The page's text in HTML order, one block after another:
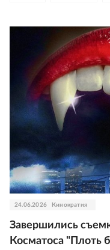
24.06.2026 Кинократия
Завершились
Косматоса "Плоть